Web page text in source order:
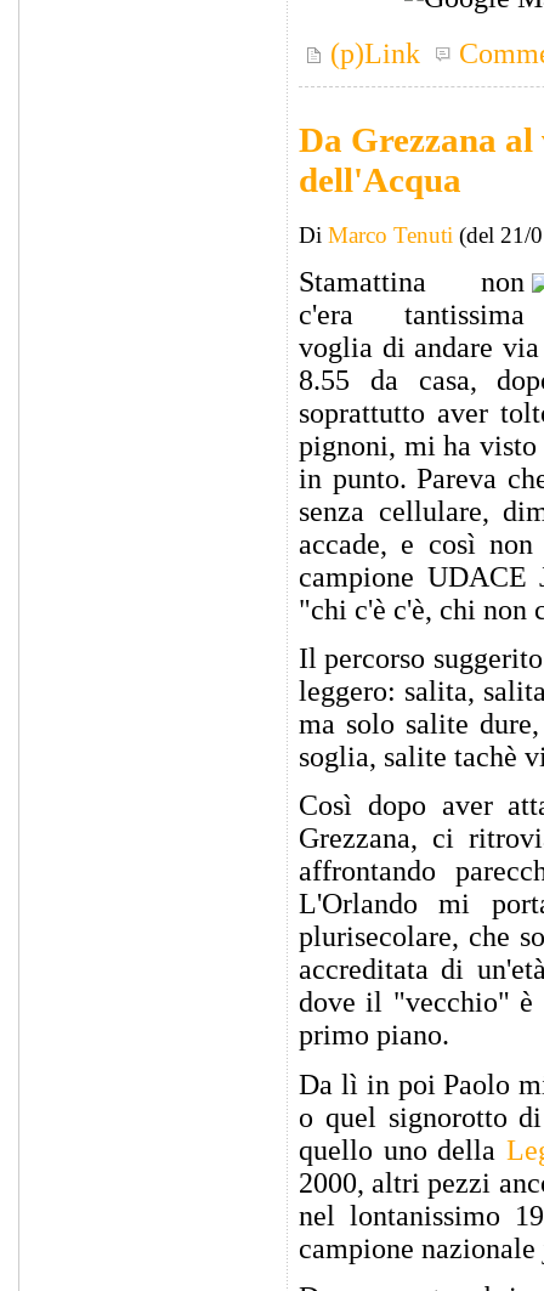
(p)Link
Da Grezzana al
dell'Acqua
Di Marco Tenuti (del 21/
Stamattina non
c'era tantissima
voglia di andare
8.55 da casa,
soprattutto aver
pignoni, mi ha
in punto. Pareva
senza cellulare,
accade, e così
campione UDACE
"chi c'è c'è, chi non
Il percorso
leggero: salita,
ma solo salite
soglia, salite tachè
Così dopo aver
Grezzana, ci
affrontando
L'Orlando mi
plurisecolare, che
accreditata di
dove il "vecchio" è
primo piano.
Da lì in poi Paolo
o quel signorotto
quello uno della
2000, altri pezzi
nel lontanissimo
campione